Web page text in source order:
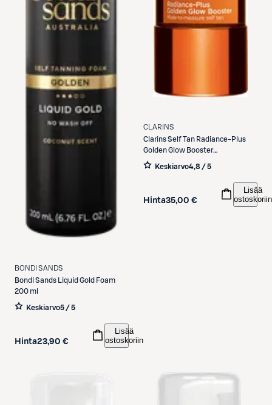
BONDI SANDS
Bondi Sands Liquid Gold Foam
200 ml
Keskiarvo5 / 5
Hinta23,90 €
Lisää
ostoskoriin
CLARINS
ClarinsSelf Tan Radiance-Plus
Golden Glow Booster
itseruskettava tiiviste kasvoille 15
Keskiarvo4,8 / 5
Hinta35,00 €
Lisää
ostoskoriin